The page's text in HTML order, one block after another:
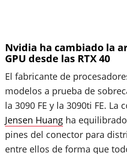
Nvidia ha cambiado la
GPU desde las RTX 40
El fabricante de
modelos a prueba de
la 3090 FE y la 3090ti FE.
Jensen Huang ha
pines del conector para
entre ellos de forma que